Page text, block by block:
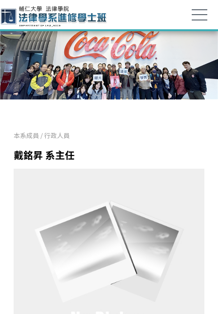
本系成員 /行政人員
戴銘昇 系主任